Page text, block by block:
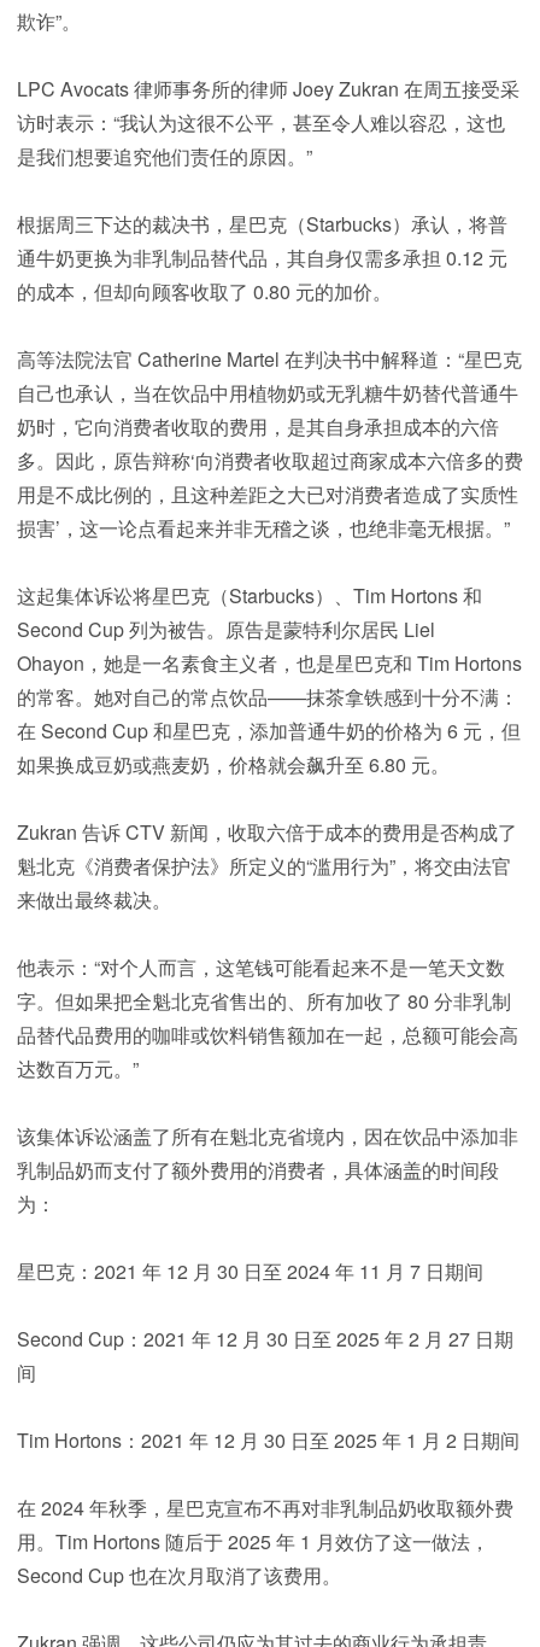
欺诈”。
LPC Avocats 律师事务所的律师 Joey Zukran 在周五接受采
访时表示：“我认为这很不公平，甚至令人难以容忍，这也
是我们想要追究他们责任的原因。”
根据周三下达的裁决书，星巴克（Starbucks）承认，将普
通牛奶更换为非乳制品替代品，其自身仅需多承担 0.12 元
的成本，但却向顾客收取了 0.80 元的加价。
高等法院法官 Catherine Martel 在判决书中解释道：“星巴克
自己也承认，当在饮品中用植物奶或无乳糖牛奶替代普通牛
奶时，它向消费者收取的费用，是其自身承担成本的六倍
多。因此，原告辩称‘向消费者收取超过商家成本六倍多的费
用是不成比例的，且这种差距之大已对消费者造成了实质性
损害’，这一论点看起来并非无稽之谈，也绝非毫无根据。”
这起集体诉讼将星巴克（Starbucks）、Tim Hortons 和
Second Cup 列为被告。原告是蒙特利尔居民 Liel
Ohayon，她是一名素食主义者，也是星巴克和 Tim Hortons
的常客。她对自己的常点饮品——抹茶拿铁感到十分不满：
在 Second Cup 和星巴克，添加普通牛奶的价格为 6 元，但
如果换成豆奶或燕麦奶，价格就会飙升至 6.80 元。
Zukran 告诉 CTV 新闻，收取六倍于成本的费用是否构成了
魁北克《消费者保护法》所定义的“滥用行为”，将交由法官
来做出最终裁决。
他表示：“对个人而言，这笔钱可能看起来不是一笔天文数
字。但如果把全魁北克省售出的、所有加收了 80 分非乳制
品替代品费用的咖啡或饮料销售额加在一起，总额可能会高
达数百万元。”
该集体诉讼涵盖了所有在魁北克省境内，因在饮品中添加非
乳制品奶而支付了额外费用的消费者，具体涵盖的时间段
为：
星巴克：2021 年 12 月 30 日至 2024 年 11 月 7 日期间
Second Cup：2021 年 12 月 30 日至 2025 年 2 月 27 日期
间
Tim Hortons：2021 年 12 月 30 日至 2025 年 1 月 2 日期间
在 2024 年秋季，星巴克宣布不再对非乳制品奶收取额外费
用。Tim Hortons 随后于 2025 年 1 月效仿了这一做法，
Second Cup 也在次月取消了该费用。